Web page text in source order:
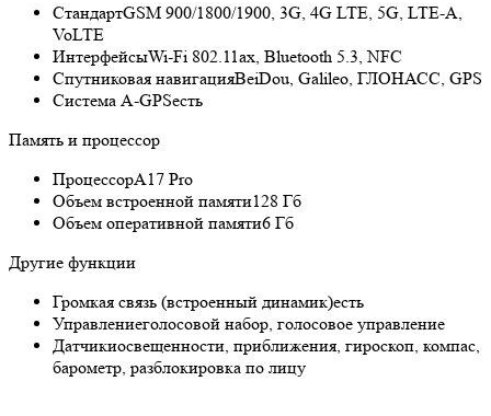
СтандартGSM 900/1800/1900, 3G, 4G LTE, 5G, LTE-A,
VoLTE
ИнтерфейсыWi-Fi 802.11ax, Bluetooth 5.3, NFC
Спутниковая навигацияBeiDou, Galileo, ГЛОНАСС, GPS
Cистема A-GPSесть
Память и процессор
ПроцессорA17 Pro
Объем встроенной памяти128 Гб
Объем оперативной памяти6 Гб
Другие функции
Громкая связь (встроенный динамик)есть
Управлениеголосовой набор, голосовое управление
Датчикиосвещенности, приближения, гироскоп, компас,
барометр, разблокировка по лицу